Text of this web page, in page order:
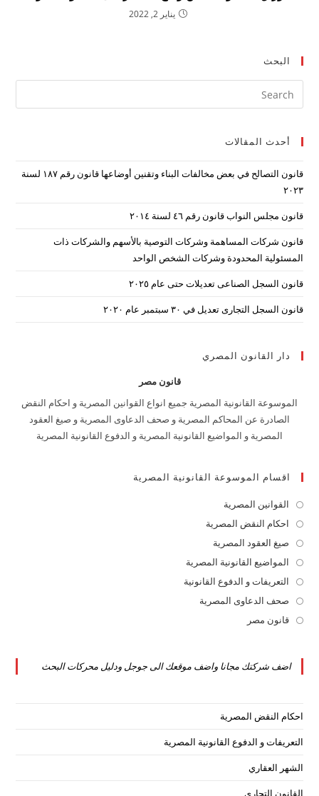
يناير 2, 2022
البحث
أحدث المقالات
قانون التصالح في بعض مخالفات البناء وتقنين أوضاعها قانون رقم ۱۸۷ لسنة
۲۰۲۳
قانون مجلس النواب قانون رقم ٤٦ لسنة ٢٠١٤
قانون شركات المساهمة وشركات التوصية بالأسهم والشركات ذات
المسئولية المحدودة وشركات الشخص الواحد
قانون السجل الصناعى تعديلات حتى عام ٢٠٢٥
قانون السجل التجارى تعديل في ٣٠ سبتمبر عام ٢٠٢٠
دار القانون المصري
قانون مصر
الموسوعة القانونية المصرية جميع انواع القوانين المصرية و احكام النقض
الصادرة عن المحاكم المصرية و صحف الدعاوى المصرية و صيغ العقود
المصرية و المواضيع القانونية المصرية و الدفوع القانونية المصرية
اقسام الموسوعة القانونية المصرية
القوانين المصرية
in
a
new
tab
احكام النقض المصرية
a
new
صيغ العقود المصرية
in
a
new
المواضيع القانونية المصرية
inالتعريفات و الدفوع القانونية
صحف الدعاوى المصرية
tab
قانون مصر
new
اضف شركتك مجانا واضف موقعك الى جوجل ودليل محركات البحث
احكام النقض المصرية
التعريفات و الدفوع القانونية المصرية
الشهر العقاري
القانون التجاري